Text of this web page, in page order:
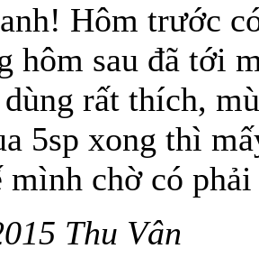
Hôm trước
hôm sau đã tới
rất thích,
5sp xong thì
mình chờ có
Thu Vân